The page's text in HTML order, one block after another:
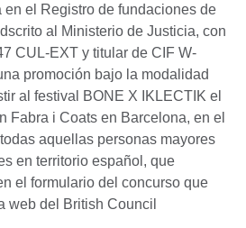
en el Registro de fundaciones de
al Ministerio de Justicia, con
CUL-EXT y titular de CIF W-
promoción bajo la modalidad
al festival BONE X IKLECTIK el
Fabra i Coats en Barcelona, en el
aquellas personas mayores
en territorio español, que
el formulario del concurso que
web del British Council